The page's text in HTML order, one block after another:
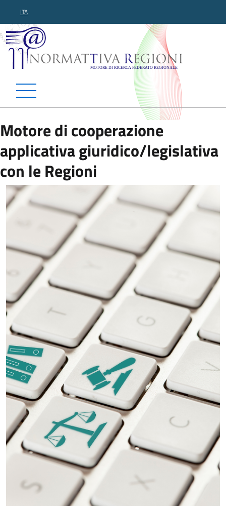
ITA
Normattiva Regioni -
Motore di cooperazione
applicativa giuridico/legislativa
con le Regioni